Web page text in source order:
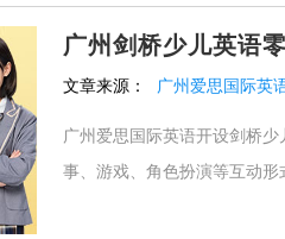
广州剑桥少儿英语
文章来源： 广州爱思国际英
广州爱思国际英语开设剑桥
事、游戏、角色扮演等互动